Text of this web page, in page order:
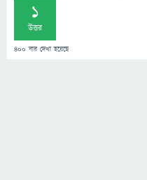
1
উত্তর
400 বার দেখা হয়েছে